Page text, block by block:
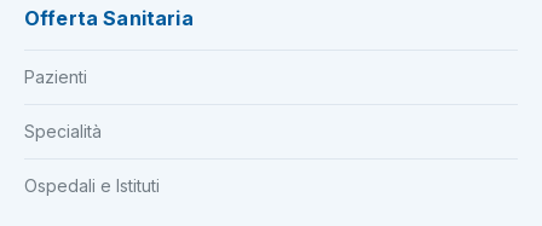
Offerta Sanitaria
Pazienti
Specialità
Ospedali e Istituti